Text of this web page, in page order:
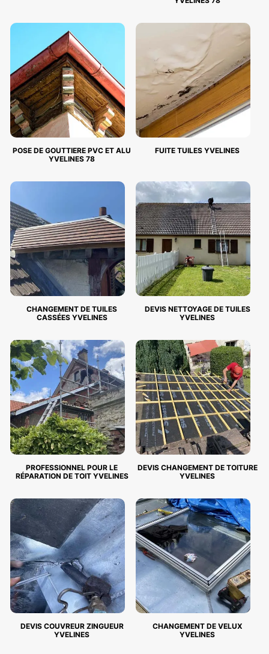
POSE DE GOUTTIERE PVC ET ALU
YVELINES 78
FUITE TUILES YVELINES
CHANGEMENT DE TUILES
CASSÉES YVELINES
DEVIS NETTOYAGE DE TUILES
YVELINES
PROFESSIONNEL POUR LE
RÉPARATION DE TOIT YVELINES
DEVIS CHANGEMENT DE TOITURE
YVELINES
DEVIS COUVREUR ZINGUEUR
YVELINES
CHANGEMENT DE VELUX
YVELINES